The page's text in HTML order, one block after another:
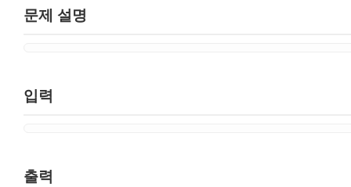
문제 설명
입력
출력